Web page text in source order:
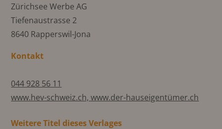
Zürichsee Werbe AG
Tiefenaustrasse 2
8640 Rapperswil-Jona
Kontakt
044 928 56 11
www.hev-schweiz.ch, www.der-hauseigentümer.ch
Weitere Titel dieses Verlages